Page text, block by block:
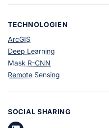
TECHNOLOGIEN
ArcGIS
Deep Learning
Mask R-CNN
Remote Sensing
SOCIAL SHARING